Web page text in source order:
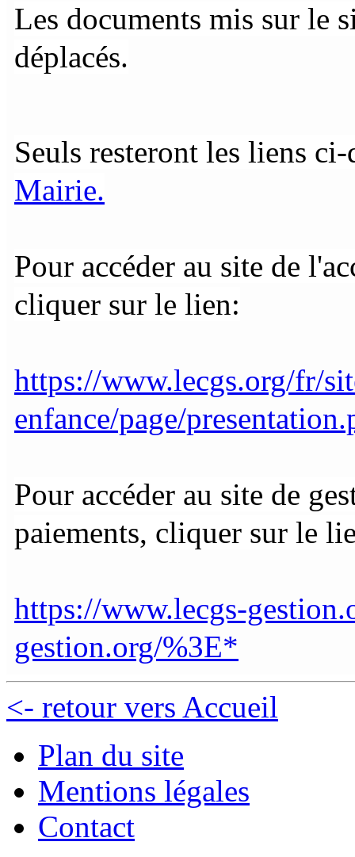
Les documents mis sur le
déplacés.
Seuls resteront les liens ci-
Mairie.
Pour accéder au site de
cliquer sur le lien:
https://www.lecgs.org/fr/
enfance/page/
Pour accéder au site de
paiements, cliquer sur le
https://www.lecgs-
gestion.org/%3E*
<- retour vers Accueil
Plan du site
Mentions légales
Contact